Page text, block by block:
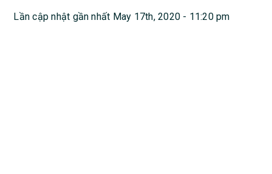
Lần cập nhật gần nhất May 17th, 2020 - 11:20 pm